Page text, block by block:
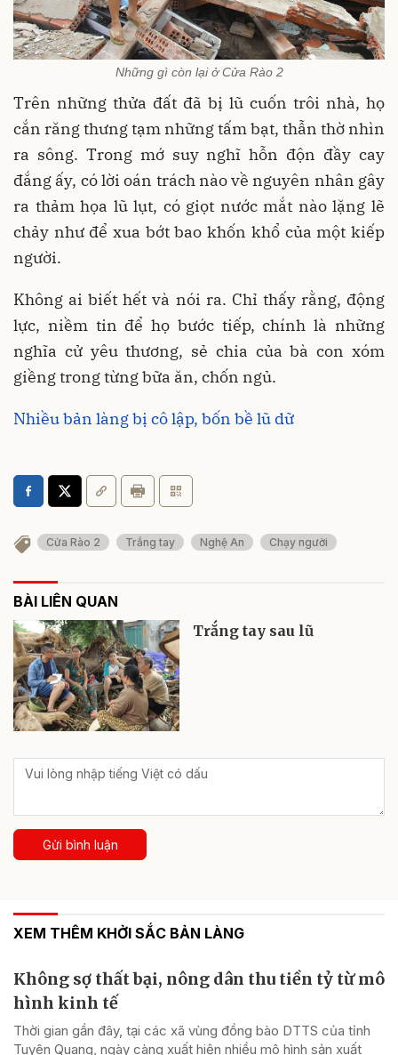
Những gì còn lại ở Cửa Rào 2
Trên những thửa đất đã bị lũ cuốn trôi nhà, họ
cắn răng thưng tạm những tấm bạt, thẫn thờ nhìn
ra sông. Trong mớ suy nghĩ hỗn độn đầy cay
đắng ấy, có lời oán trách nào về nguyên nhân gây
ra thảm họa lũ lụt, có giọt nước mắt nào lặng lẽ
chảy như để xua bớt bao khốn khổ của một kiếp
người.
Không ai biết hết và nói ra. Chỉ thấy rằng, động
lực, niềm tin để họ bước tiếp, chính là những
nghĩa cử yêu thương, sẻ chia của bà con xóm
giềng trong từng bữa ăn, chốn ngủ.
Nhiều bản làng bị cô lập, bốn bề lũ dữ
Cửa Rào 2 Trắng tay Nghệ An Chạy người
BÀI LIÊN QUAN
Trắng tay sau lũ
Gửi bình luận
XEM THÊM KHỞI SẮC BẢN LÀNG
Không sợ thất bại, nông dân thu tiền tỷ từ mô
hình kinh tế
Thời gian gần đây, tại các xã vùng đồng bào DTTS của tỉnh
Tuyên Quang, ngày càng xuất hiện nhiều mô hình sản xuất